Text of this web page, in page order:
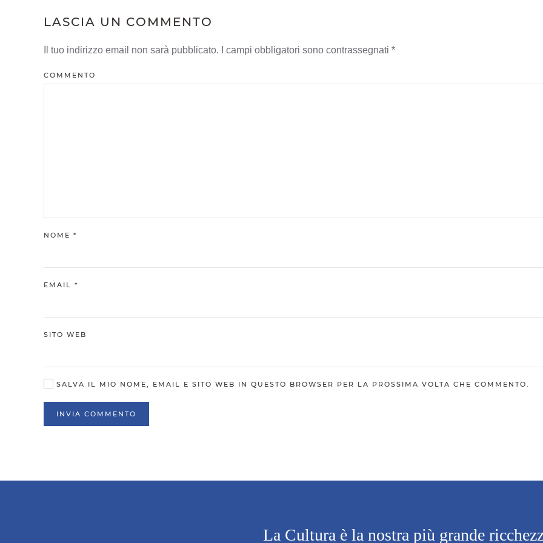
LASCIA UN COMMENTO
Il tuo indirizzo email non sarà pubblicato. I campi obbligatori sono contrassegnati *
COMMENTO
NOME *
EMAIL *
SITO WEB
SALVA IL MIO NOME, EMAIL E SITO WEB IN QUESTO BROWSER PER LA PROSSIMA VOLTA CHE COMMENTO.
INVIA COMMENTO
La Cultura è la nostra più grande